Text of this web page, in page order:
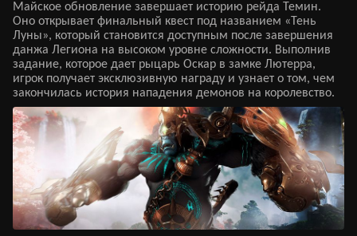
Майское обновление завершает историю рейда Темин.
Оно открывает финальный квест под названием «Тень
Луны», который становится доступным после завершения
данжа Легиона на высоком уровне сложности. Выполнив
задание, которое дает рыцарь Оскар в замке Лютерра,
игрок получает эксклюзивную награду и узнает о том, чем
закончилась история нападения демонов на королевство.